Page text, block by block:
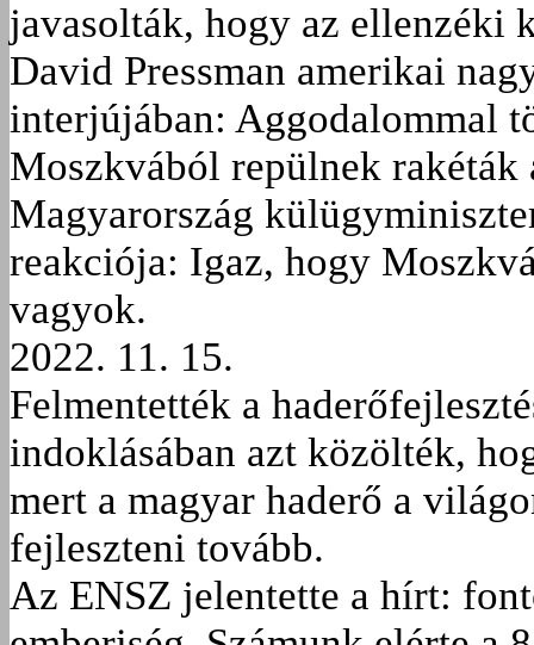
javasolták, hogy az ellenzéki
David Pressman amerikai
interjújában: Aggodalommal
Moszkvából repülnek
Magyarország
reakciója: Igaz, hogy
vagyok.
2022. 11. 15.
Felmentették a
indoklásában azt közölték,
mert a magyar haderő a
fejleszteni tovább.
Az ENSZ jelentette a hírt: